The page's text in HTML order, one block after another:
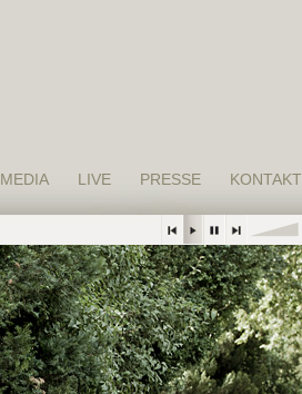
MEDIA LIVE PRESSE KONTAKT